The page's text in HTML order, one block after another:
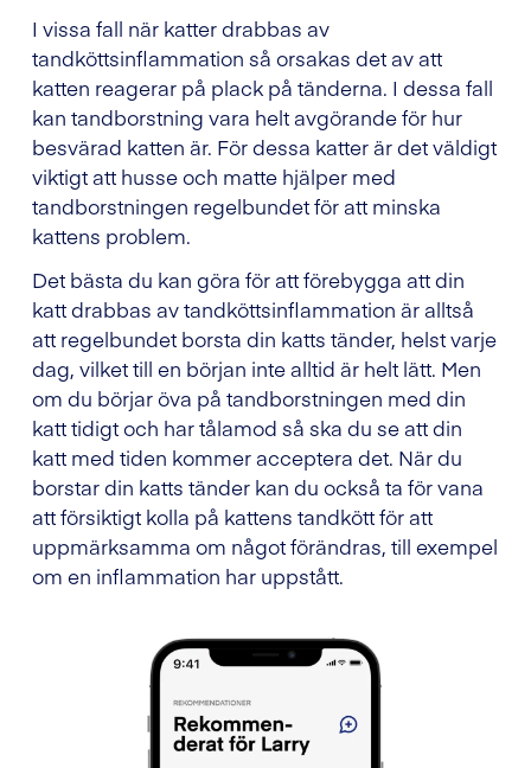
I vissa fall när katter drabbas av
tandköttsinflammation så orsakas det av att
katten reagerar på plack på tänderna. I dessa fall
kan tandborstning vara helt avgörande för hur
besvärad katten är. För dessa katter är det väldigt
viktigt att husse och matte hjälper med
tandborstningen regelbundet för att minska
kattens problem.
Det bästa du kan göra för att förebygga att din
katt drabbas av tandköttsinflammation är alltså
att regelbundet borsta din katts tänder, helst varje
dag, vilket till en början inte alltid är helt lätt. Men
om du börjar öva på tandborstningen med din
katt tidigt och har tålamod så ska du se att din
katt med tiden kommer acceptera det. När du
borstar din katts tänder kan du också ta för vana
att försiktigt kolla på kattens tandkött för att
uppmärksamma om något förändras, till exempel
om en inflammation har uppstått.